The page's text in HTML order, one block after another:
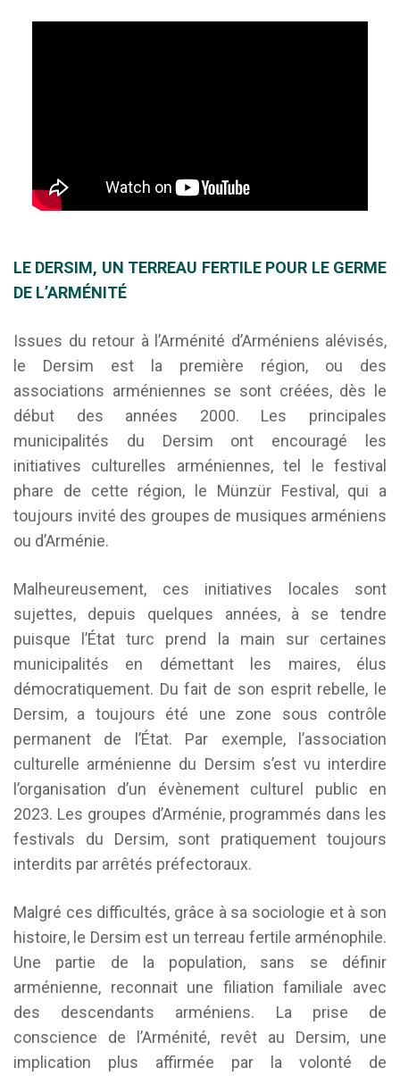
LE DERSIM, UN TERREAU FERTILE POUR LE GERME
DE L’ARMÉNITÉ
Issues du retour à l’Arménité d’Arméniens alévisés,
le Dersim est la première région, ou des
associations arméniennes se sont créées, dès le
début des années 2000. Les principales
municipalités du Dersim ont encouragé les
initiatives culturelles arméniennes, tel le festival
phare de cette région, le Münzür Festival, qui a
toujours invité des groupes de musiques arméniens
ou d’Arménie.
Malheureusement, ces initiatives locales sont
sujettes, depuis quelques années, à se tendre
puisque l’État turc prend la main sur certaines
municipalités en démettant les maires, élus
démocratiquement. Du fait de son esprit rebelle, le
Dersim, a toujours été une zone sous contrôle
permanent de l’État. Par exemple, l’association
culturelle arménienne du Dersim s’est vu interdire
l’organisation d’un évènement culturel public en
2023. Les groupes d’Arménie, programmés dans les
festivals du Dersim, sont pratiquement toujours
interdits par arrêtés préfectoraux.
Malgré ces difficultés, grâce à sa sociologie et à son
histoire, le Dersim est un terreau fertile arménophile.
Une partie de la population, sans se définir
arménienne, reconnait une filiation familiale avec
des descendants arméniens. La prise de
conscience de l’Arménité, revêt au Dersim, une
implication plus affirmée par la volonté de